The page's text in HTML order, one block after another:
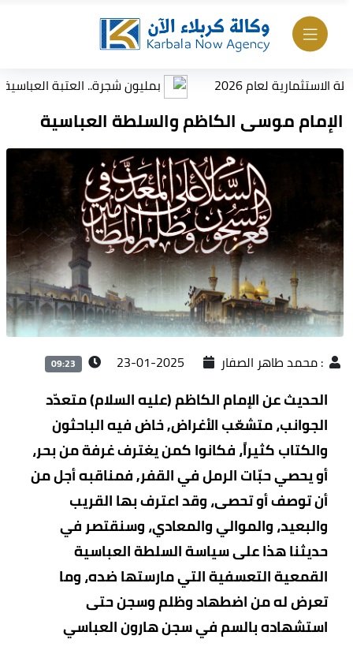
2026 بمليون شجرة.. العتبة العباسية المقدسة تباشر إنشاء حزام
الإمام موسى الكاظم والسلطة العباسية
محمد طاهر الصفار 2025-01-23
09:23
الحديث عن الإمام الكاظم (عليه السلام) متعدّد
الجوانب، متشعّب الأغراض, خاض فيه الباحثون
والكتاب كثيراً، فكانوا كمن يغترف غرفة من بحر،
أو يحصي حبّات الرمل في القفر, فمناقبه أجل من
أن توصف أو تحصى، وقد اعترف بها القريب
والبعيد، والموالي والمعادي، وسنقتصر في
حديثنا هذا على سياسة السلطة العباسية
القمعية التعسفية التي مارستها ضده، وما
تعرض له من اضطهاد وظلم وسجن حتى
استشهاده بالسم في سجن هارون العباسي